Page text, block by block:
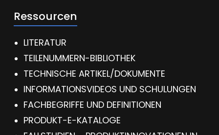
Ressourcen
LITERATUR
TEILENUMMERN-BIBLIOTHEK
TECHNISCHE ARTIKEL/DOKUMENTE
INFORMATIONSVIDEOS UND SCHULUNGEN
FACHBEGRIFFE UND DEFINITIONEN
PRODUKT-E-KATALOGE